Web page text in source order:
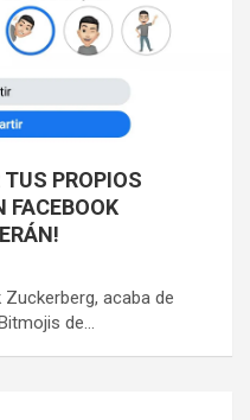
TUS PROPIOS
FACEBOOK
acaba de
de…